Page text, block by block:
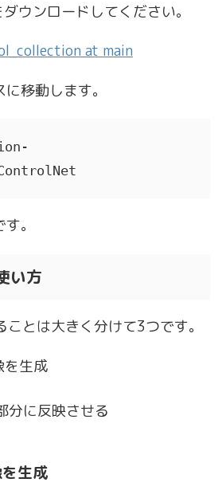
ウンロードしてください。
at main
移動します。
。
い方
とは大きく分けて3つです。
を生成
分に反映させる
生成